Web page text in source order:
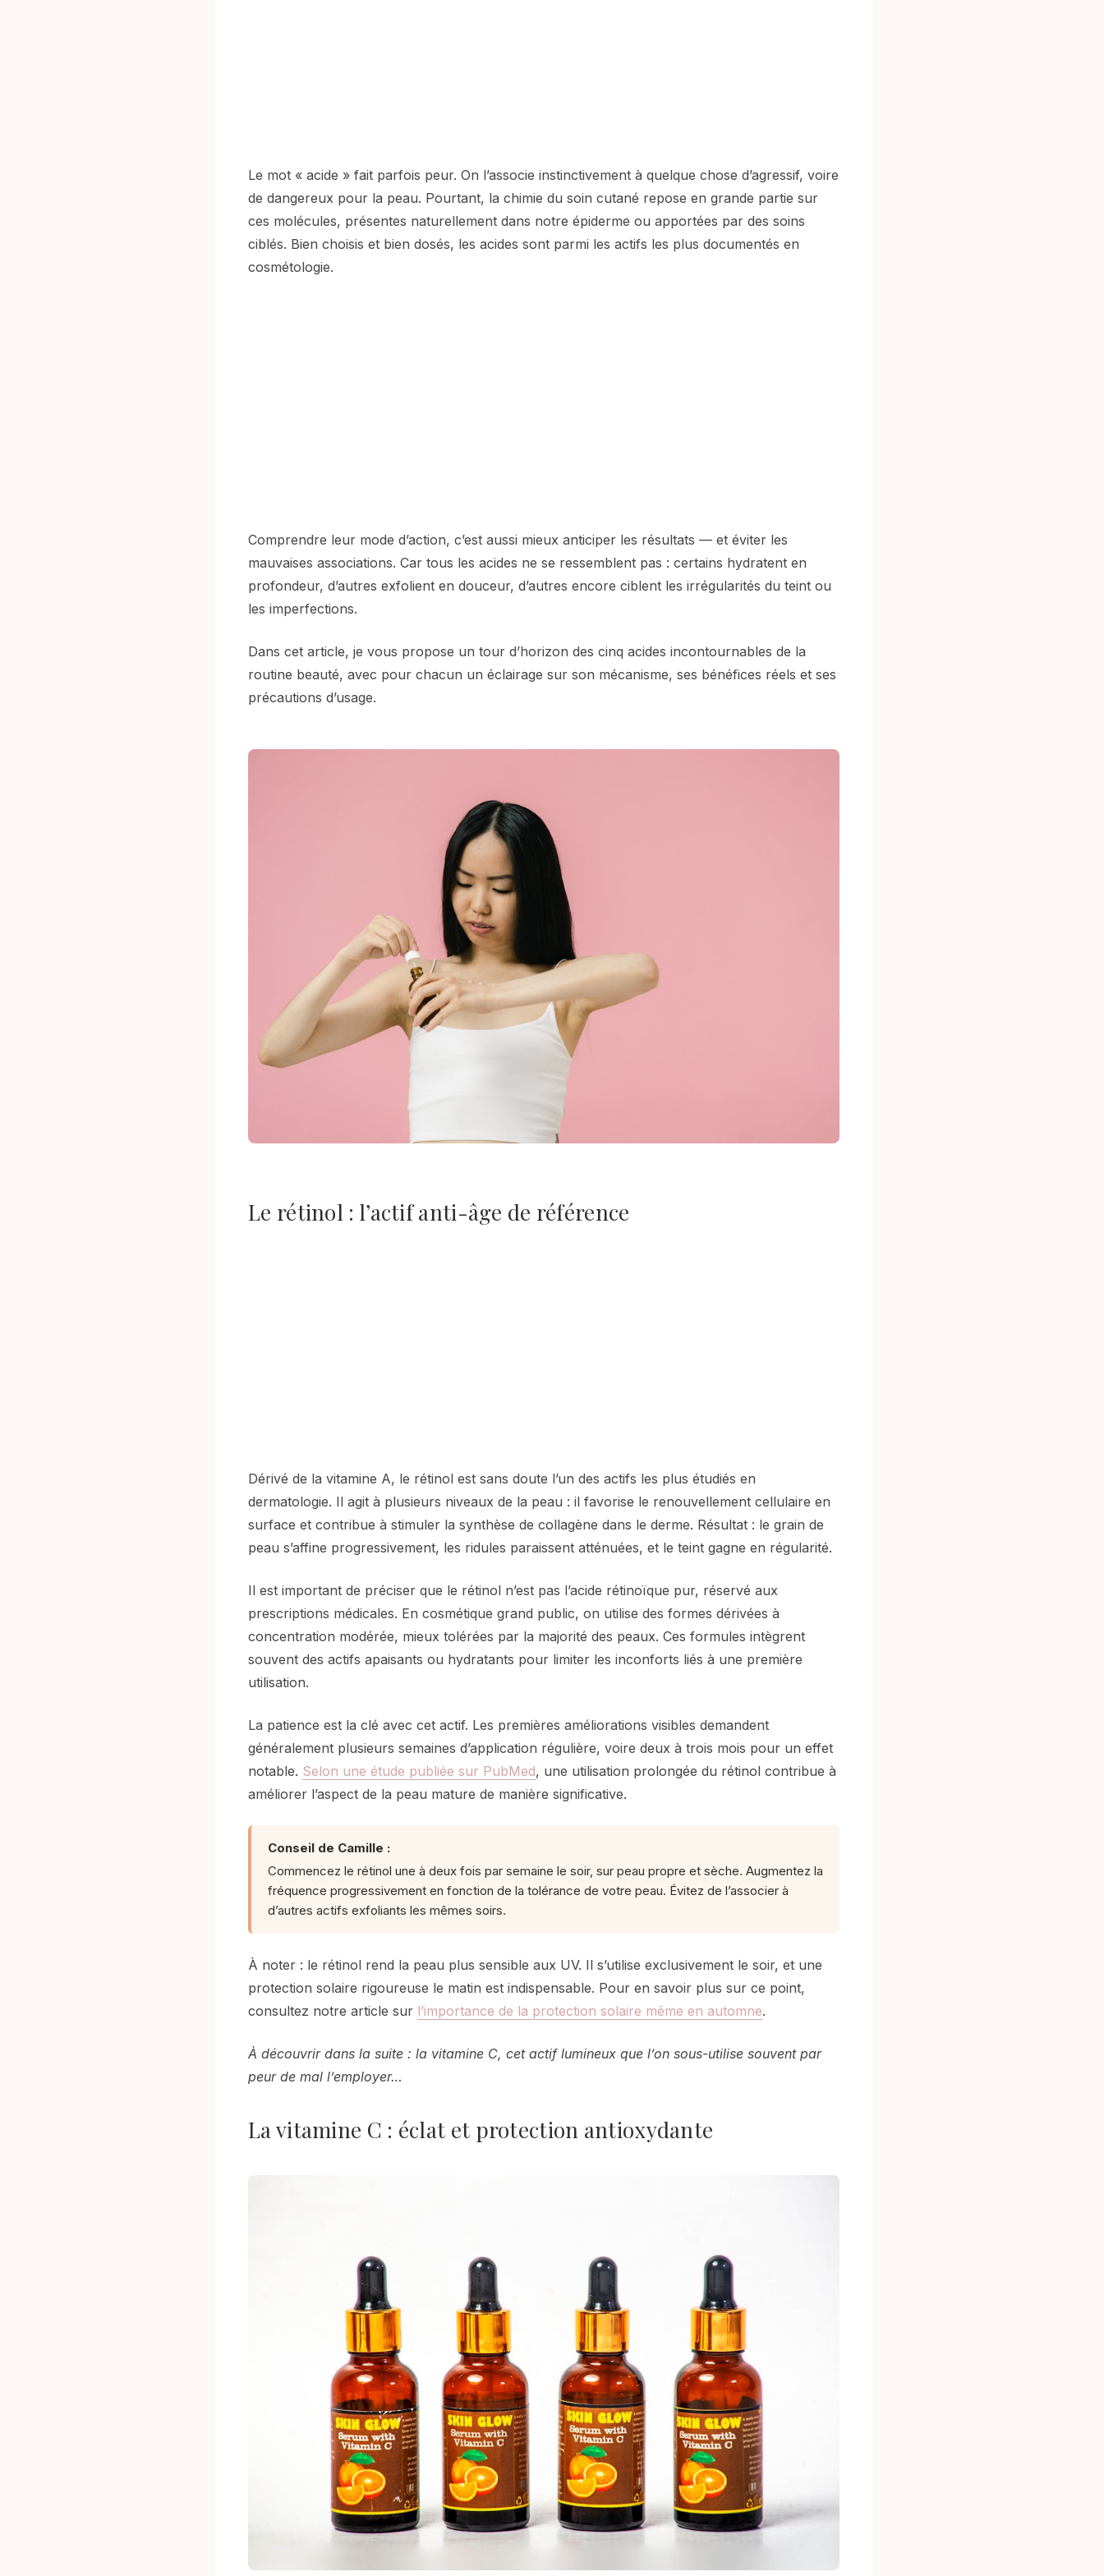
Le mot « acide » fait parfois peur. On l’associe instinctivement à quelque chose d’agressif, voire
de dangereux pour la peau. Pourtant, la chimie du soin cutané repose en grande partie sur
ces molécules, présentes naturellement dans notre épiderme ou apportées par des soins
ciblés. Bien choisis et bien dosés, les acides sont parmi les actifs les plus documentés en
cosmétologie.
Comprendre leur mode d’action, c’est aussi mieux anticiper les résultats — et éviter les
mauvaises associations. Car tous les acides ne se ressemblent pas : certains hydratent en
profondeur, d’autres exfolient en douceur, d’autres encore ciblent les irrégularités du teint ou
les imperfections.
Dans cet article, je vous propose un tour d’horizon des cinq acides incontournables de la
routine beauté, avec pour chacun un éclairage sur son mécanisme, ses bénéfices réels et ses
précautions d’usage.
Le rétinol : l’actif anti-âge de référence
Dérivé de la vitamine A, le rétinol est sans doute l’un des actifs les plus étudiés en
dermatologie. Il agit à plusieurs niveaux de la peau : il favorise le renouvellement cellulaire en
surface et contribue à stimuler la synthèse de collagène dans le derme. Résultat : le grain de
peau s’affine progressivement, les ridules paraissent atténuées, et le teint gagne en régularité.
Il est important de préciser que le rétinol n’est pas l’acide rétinoïque pur, réservé aux
prescriptions médicales. En cosmétique grand public, on utilise des formes dérivées à
concentration modérée, mieux tolérées par la majorité des peaux. Ces formules intègrent
souvent des actifs apaisants ou hydratants pour limiter les inconforts liés à une première
utilisation.
La patience est la clé avec cet actif. Les premières améliorations visibles demandent
généralement plusieurs semaines d’application régulière, voire deux à trois mois pour un effet
notable. Selon une étude publiée sur PubMed, une utilisation prolongée du rétinol contribue à
améliorer l’aspect de la peau mature de manière significative.
Conseil de Camille :
Commencez le rétinol une à deux fois par semaine le soir, sur peau propre et sèche. Augmentez la
fréquence progressivement en fonction de la tolérance de votre peau. Évitez de l’associer à
d’autres actifs exfoliants les mêmes soirs.
À noter : le rétinol rend la peau plus sensible aux UV. Il s’utilise exclusivement le soir, et une
protection solaire rigoureuse le matin est indispensable. Pour en savoir plus sur ce point,
consultez notre article sur l’importance de la protection solaire même en automne.
À découvrir dans la suite : la vitamine C, cet actif lumineux que l’on sous-utilise souvent par
peur de mal l’employer…
La vitamine C : éclat et protection antioxydante